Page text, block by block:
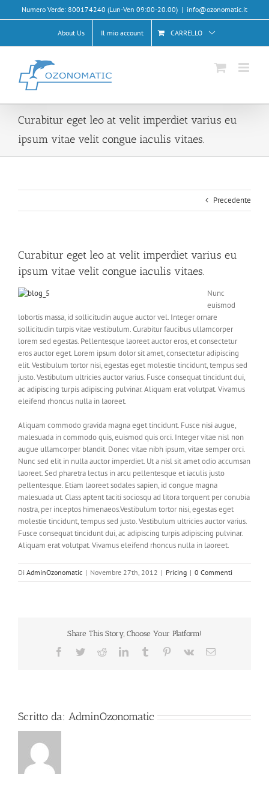
al
Numero Verde: 800174240 (Lun-Ven 09:00-20.00) | info@ozonomatic.it
About Us Il mio account CARRELLO
Curabitur eget leo at velit imperdiet varius eu
ipsum vitae velit congue iaculis vitaes.
Precedente
Curabitur eget leo at velit imperdiet varius eu
ipsum vitae velit congue iaculis vitaes.
Nunc
euismod
lobortis massa, id sollicitudin augue auctor vel. Integer ornare
sollicitudin turpis vitae vestibulum. Curabitur faucibus ullamcorper
lorem sed egestas. Pellentesque laoreet auctor eros, et consectetur
eros auctor eget. Lorem ipsum dolor sit amet, consectetur adipiscing
elit. Vestibulum tortor nisi, egestas eget molestie tincidunt, tempus sed
justo. Vestibulum ultricies auctor varius. Fusce consequat tincidunt dui,
ac adipiscing turpis adipiscing pulvinar. Aliquam erat volutpat. Vivamus
eleifend rhoncus nulla in laoreet.
Aliquam commodo gravida magna eget tincidunt. Fusce nisi augue,
malesuada in commodo quis, euismod quis orci. Integer vitae nisl non
augue ullamcorper blandit. Donec vitae nibh ipsum, vitae semper orci.
Nunc sed elit in nulla auctor imperdiet. Ut a nisl sit amet odio accumsan
laoreet. Sed pharetra lectus in arcu pellentesque et iaculis justo
pellentesque. Etiam laoreet sodales sapien, id congue magna
malesuada ut. Class aptent taciti sociosqu ad litora torquent per conubia
nostra, per inceptos himenaeos.Vestibulum tortor nisi, egestas eget
molestie tincidunt, tempus sed justo. Vestibulum ultricies auctor varius.
Fusce consequat tincidunt dui, ac adipiscing turpis adipiscing pulvinar.
Aliquam erat volutpat. Vivamus eleifend rhoncus nulla in laoreet.
Di AdminOzonomatic | Novembre 27th, 2012 | Pricing | 0 Commenti
Share This Story, Choose Your Platform!
Facebook
TwitterRedditLinkedInTumblr Pinterest
Vk Email
Scritto da: AdminOzonomatic